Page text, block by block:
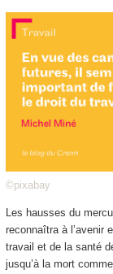
©pixabay
Les hausses du
reconnaîtra à l’avenir
travail et de la santé
jusqu’à la mort